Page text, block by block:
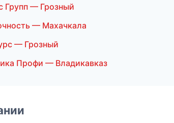
Групп — Грозный
— Махачкала
— Грозный
Профи — Владикавказ